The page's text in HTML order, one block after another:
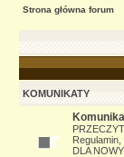
Strona główna forum
KOMUNIKATY
DLA